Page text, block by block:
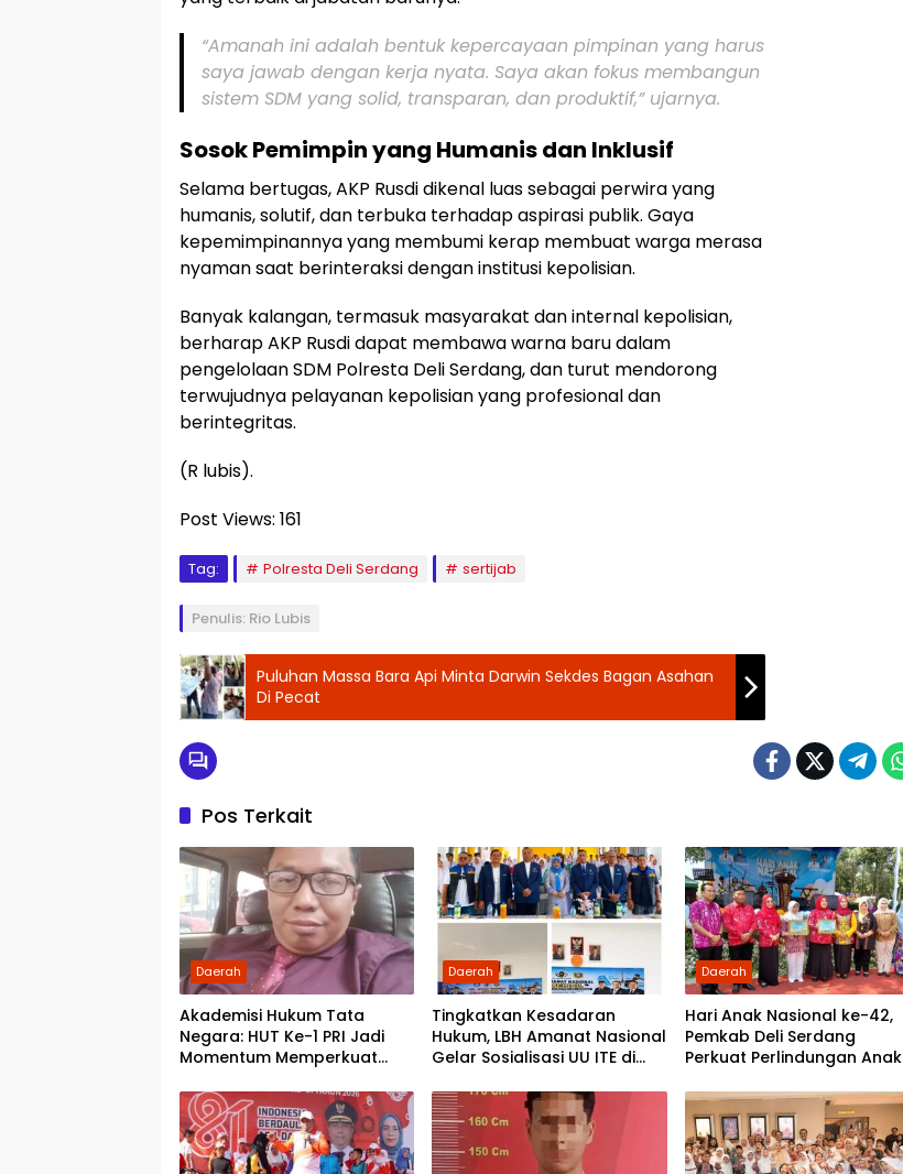
“Amanah ini adalah bentuk kepercayaan pimpinan yang harus
saya jawab dengan kerja nyata. Saya akan fokus membangun
sistem SDM yang solid, transparan, dan produktif,”ujarnya.
Sosok Pemimpin yang Humanis dan Inklusif
Selama bertugas, AKP Rusdi dikenal luas sebagai perwira yang
humanis, solutif, dan terbuka terhadap aspirasi publik. Gaya
kepemimpinannya yang membumi kerap membuat warga merasa
nyaman saat berinteraksi dengan institusi kepolisian.
Banyak kalangan, termasuk masyarakat dan internal kepolisian,
berharap AKP Rusdi dapat membawa warna baru dalam
pengelolaan SDM Polresta Deli Serdang, dan turut mendorong
terwujudnya pelayanan kepolisian yang profesional dan
berintegritas.
(R lubis).
Post Views: 161
Tag: Polresta Deli Serdang sertijab
Penulis: Rio Lubis
Puluhan Massa Bara Api Minta Darwin Sekdes Bagan Asahan
Di Pecat
Pos Terkait
Daerah
Akademisi Hukum Tata
Negara: HUT Ke-1 PRI Jadi
Momentum Memperkuat
kepada Rakyat
Daerah
Tingkatkan Kesadaran
Hukum, LBH Amanat Nasional
Gelar Sosialisasi UU ITE di
Daerah
Hari Anak Nasional ke-42,
Pemkab Deli Serdang
Perkuat Perlindungan Anak